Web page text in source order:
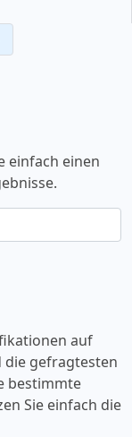
einfach einen
auf
die gefragtesten
bestimmte
Sie einfach die